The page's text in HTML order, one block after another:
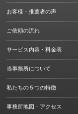
お客様・推薦者の声
ご依頼の流れ
サービス内容・料金表
当事務所について
私たちの５つの特徴
事務所地図・アクセス